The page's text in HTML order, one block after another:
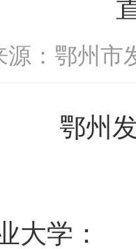
源：鄂州市
鄂州
大学：